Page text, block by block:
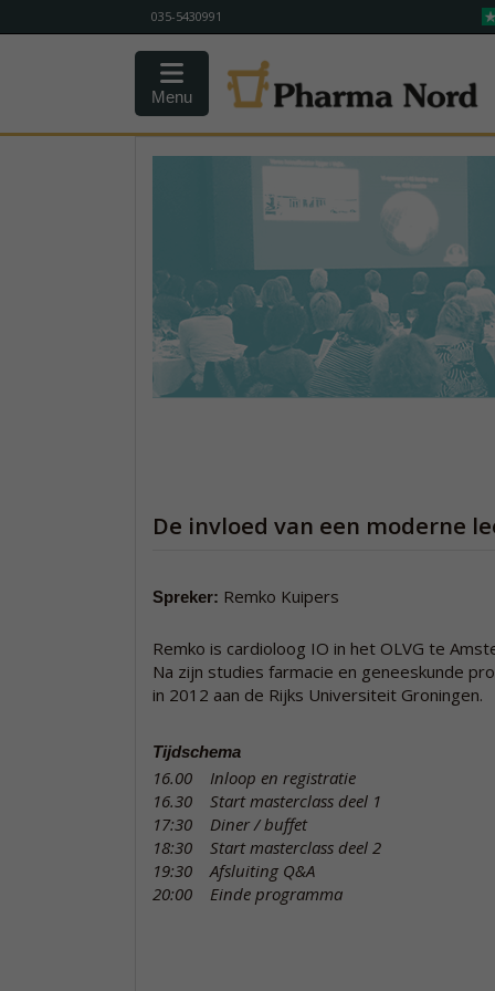
035-5430991
Menu
De invloed van een moderne
Spreker: Remko Kuipers
Remko is cardioloog IO in het OLVG te
Na zijn studies farmacie en geneeskunde
in 2012 aan de Rijks Universiteit Groningen.
Tijdschema
16.00 Inloop en registratie
16.30 Start masterclass deel 1
17:30 Diner / buffet
18:30 Start masterclass deel 2
19:30 Afsluiting Q&A
20:00 Einde programma